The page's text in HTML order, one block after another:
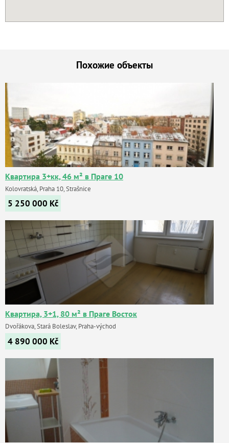
Похожие объекты
Квартира 3+кк, 46 м² в Праге 10
Kolovratská, Praha 10, Strašnice
5 250 000 Kč
Квартира, 3+1, 80 м² в Праге Восток
Dvořákova, Stará Boleslav, Praha-východ
4 890 000 Kč